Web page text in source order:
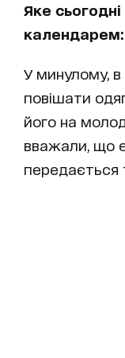
Яке
календарем:
У минулому, в
повішати
його на
вважали, що
передається